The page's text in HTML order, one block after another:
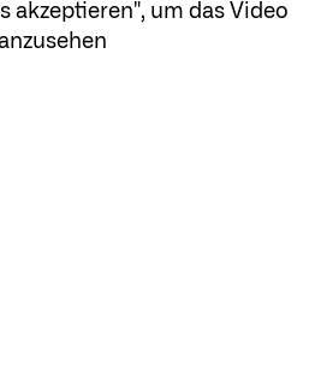
akzeptieren", um das Video